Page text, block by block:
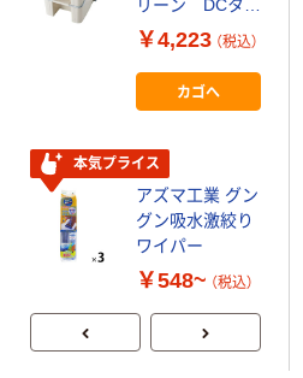
リーン DCタフ
スクイザー モッ
プ絞り器 モッ
プ絞り バケ
ツ 1個
￥4,223 （税込）
カゴへ
本気プライス
アズマ工業 グン
グン吸水激絞り
ワイパー
￥548~ （税込）